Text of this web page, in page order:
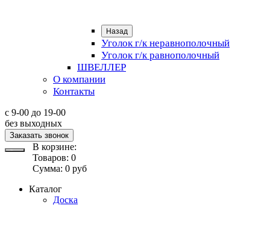
Назад
Уголок г/к неравнополочный
Уголок г/к равнополочный
ШВЕЛЛЕР
О компании
Контакты
с 9-00 до 19-00
без выходных
Заказать звонок
В корзине:
Товаров: 0
Сумма: 0 руб
Каталог
Доска